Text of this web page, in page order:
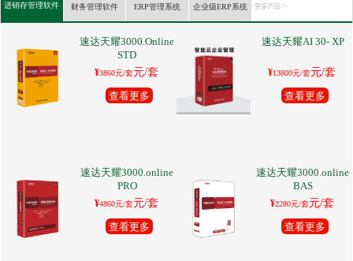
进销存管理软件 财务管理软件 ERP管理系统 企业级ERP系统 更多产品 >>
速达天耀3000.Online
STD
¥3860元/套元/套
查看更多
速达天耀AI 30- XP
¥13800元/套元/套
查看更多
速达天耀3000.online
PRO
¥4860元/套元/套
查看更多
速达天耀3000.online
BAS
¥2280元/套元/套
查看更多